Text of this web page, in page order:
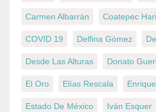
Carmen Albarrán Coatepec
COVID 19 Delfina Gómez
Desde Las Alturas Donato
El Oro Elías Rescala
Estado De México Iván Esquer